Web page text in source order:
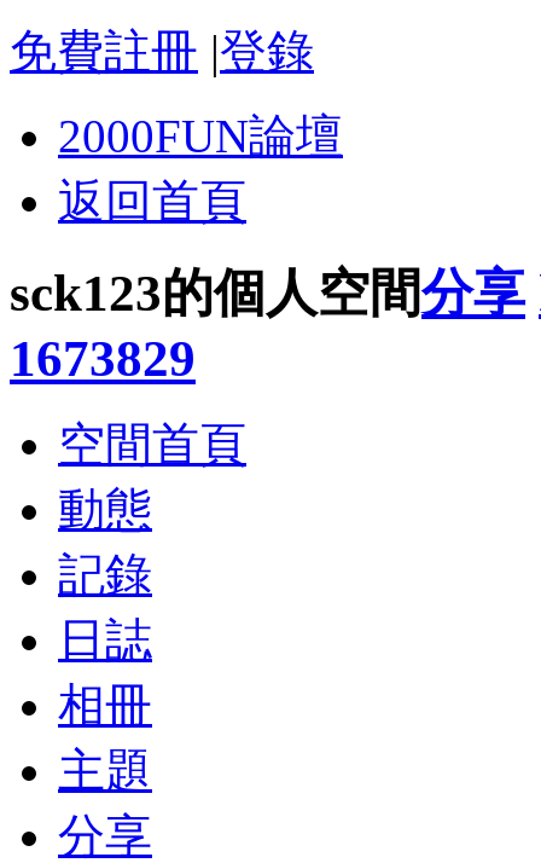
免費註冊 |登錄
2000FUN論壇
返回首頁
sck123的個人空間分享
1673829
空間首頁
動態
記錄
日誌
相冊
主題
分享